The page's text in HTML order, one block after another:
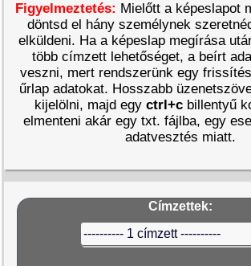
Figyelmeztetés: Mielőtt a képeslapot
döntsd el hány személynek
elküldeni. Ha a képeslap megírása
több címzett lehetőséget, a beírt
veszni, mert rendszerünk egy
űrlap adatokat. Hosszabb
kijelölni, majd egyctrl+c billentyű
elmenteni akár egy txt. fájlba, egy
adatvesztés miatt.
Címzettek: